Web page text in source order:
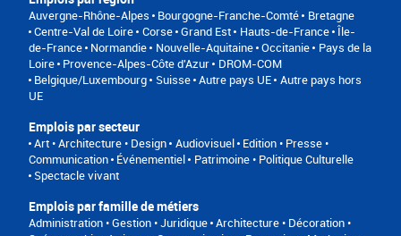
Auvergne-Rhône-Alpes Bourgogne-Franche-Comté
Bretagne
Centre-Val de Loire Corse Grand Est Hauts-de-France Île-
de-France Normandie Nouvelle-Aquitaine Occitanie
Pays de la
Loire Provence-Alpes-Côte d'Azur
DROM-COM
Belgique/Luxembourg
Suisse Autre pays UE Autre pays hors
UE
Emplois par secteur
Art • Architecture • Design Audiovisuel Edition • Presse •
Communication Événementiel
Patrimoine • Politique Culturelle
Spectacle vivant
Emplois par famille de métiers
Administration • Gestion • Juridique Architecture • Décoration •